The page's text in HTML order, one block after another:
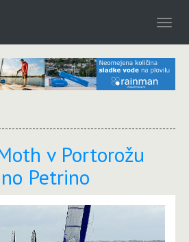
v Portorožu
Petrino